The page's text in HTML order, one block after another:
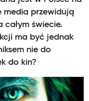
media przewidują
całym świecie.
ma być jednak
nie do
do kin?